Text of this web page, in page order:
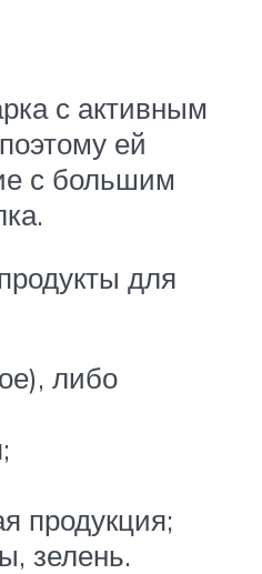
с активным
ей
с большим
для
либо
продукция;
зелень.